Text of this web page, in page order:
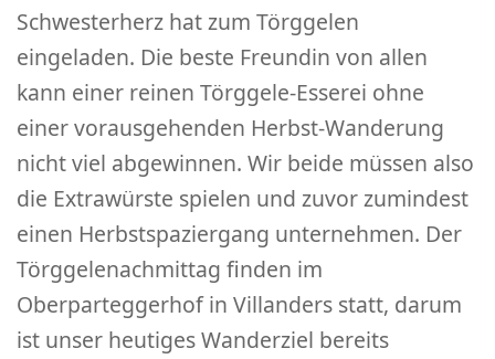
Schwesterherz hat zum Törggelen
eingeladen. Die beste Freundin von allen
kann einer reinen Törggele-Esserei ohne
einer vorausgehenden Herbst-Wanderung
nicht viel abgewinnen. Wir beide müssen also
die Extrawürste spielen und zuvor zumindest
einen Herbstspaziergang unternehmen. Der
Törggelenachmittag finden im
Oberparteggerhof in Villanders statt, darum
ist unser heutiges Wanderziel bereits